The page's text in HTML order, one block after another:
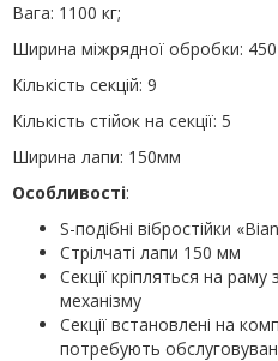
Вага: 1100 кг;
Ширина міжрядної обробки:
Кількість секцій: 9
Кількість стійок на секції: 5
Ширина лапи: 150мм
Особливості:
S-подібні вібростійки
Стрілчаті лапи 150 мм
Секції кріпляться на
механізму
Секції встановлені на
потребують